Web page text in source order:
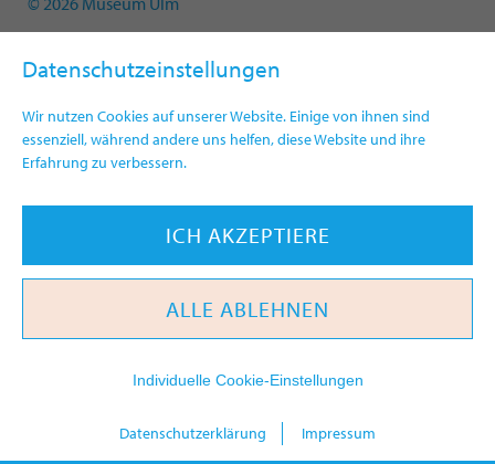
Datenschutzeinstellungen
Wir nutzen Cookies auf unserer Website. Einige von ihnen sind
essenziell, während andere uns helfen, diese Website und ihre
Erfahrung zu verbessern.
ICH AKZEPTIERE
ALLE ABLEHNEN
Individuelle Cookie-Einstellungen
Datenschutzerklärung Impressum